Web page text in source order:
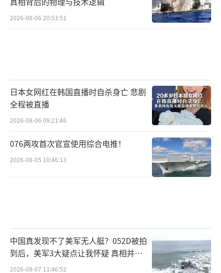
卢其龙 CM0882）
2026-08-06 20:53:51
日本女网红在韩国直播时自杀身亡 悲剧
全程被直播
2026-08-06 09:21:46
076两攻首次官宣使用综合电推！
2026-08-05 10:46:13
中国真发现不了美军无人艇？052D被拍
到后，美军3大疑点让我怀疑 真相并非
如此
2026-08-07 11:46:52